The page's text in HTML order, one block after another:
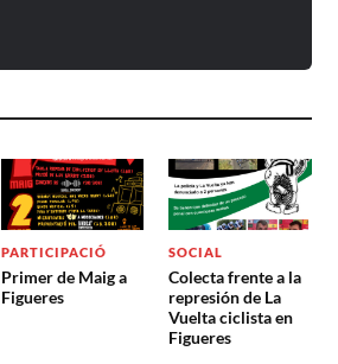
PARTICIPACIÓ
Primer de Maig a
Figueres
SOCIAL
Colecta frente a la
represión de La
Vuelta ciclista en
Figueres